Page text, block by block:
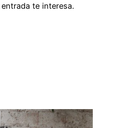
te interesa.